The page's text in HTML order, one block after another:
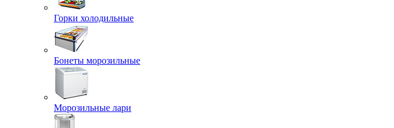
Горки холодильные
Бонеты морозильные
Морозильные лари